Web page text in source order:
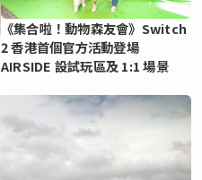
《集合啦！動物森友會》Switch
2 香港首個官方活動登場
AIRSIDE 設試玩區及 1:1 場景